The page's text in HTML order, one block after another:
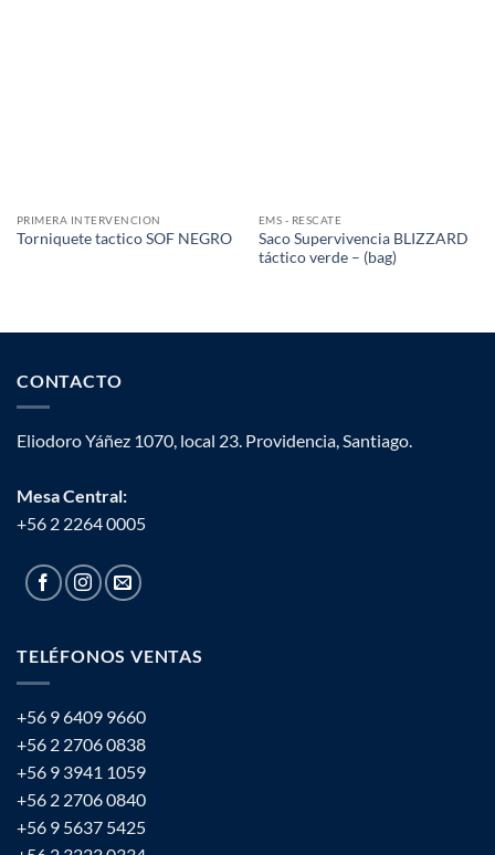
PRIMERA INTERVENCION
Torniquete tactico SOF NEGRO
EMS - RESCATE
Saco Supervivencia BLIZZARD
táctico verde – (bag)
CONTACTO
Eliodoro Yáñez 1070, local 23. Providencia, Santiago.
Mesa Central:
+56 2 2264 0005
TELÉFONOS VENTAS
+56 9 6409 9660
+56 2 2706 0838
+56 9 3941 1059
+56 2 2706 0840
+56 9 5637 5425